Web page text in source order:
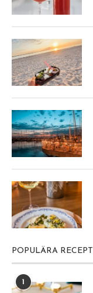
POPULÄRA RECEPT